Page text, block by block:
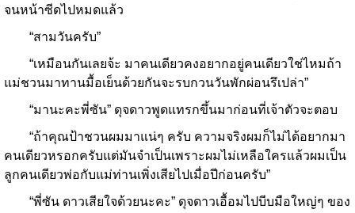
จนหน้าซีดไปหมดแล้ว
“สามวันครับ”
“เหมือนกันเลยจ้ะ มาคนเดียวคงอยากอยู่คนเดียวใช่ไหมถ้า
แม่ชวนมาทานมื้อเย็นด้วยกันจะรบกวนวันพักผ่อนรึเปล่า”
“มานะคะพี่ซัน” ดุจดาวพูดแทรกขึ้นมาก่อนที่เจ้าตัวจะตอบ
“ถ้าคุณป้าชวนผมมาแน่ๆ ครับ ความจริงผมก็ไม่ได้อยากมา
คนเดียวหรอกครับแต่มันจำเป็นเพราะผมไม่เหลือใครแล้วผมเป็น
ลูกคนเดียวพ่อกับแม่ท่านเพิ่งเสียไปเมื่อปีก่อนครับ”
“พี่ซัน ดาวเสียใจด้วยนะคะ” ดุจดาวเอื้อมไปบีบมือใหญ่ๆ ของ